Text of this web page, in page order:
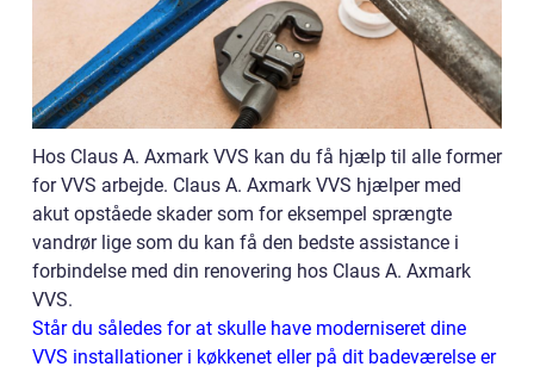
Hos Claus A. Axmark VVS kan du få hjælp til alle former
for VVS arbejde. Claus A. Axmark VVS hjælper med
akut opståede skader som for eksempel sprængte
vandrør lige som du kan få den bedste assistance i
forbindelse med din renovering hos Claus A. Axmark
VVS.
Står du således for at skulle have moderniseret dine
VVS installationer i køkkenet eller på dit badeværelse er